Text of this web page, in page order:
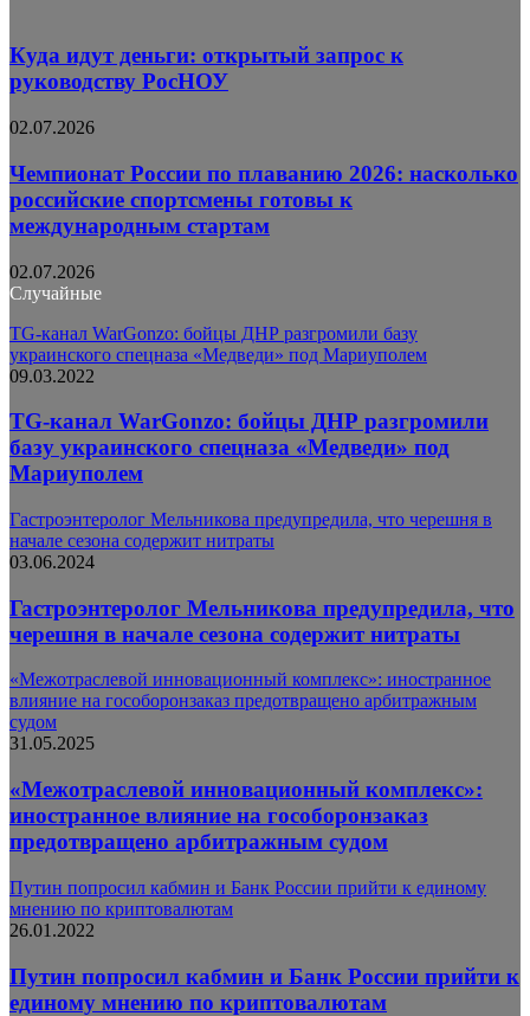
Куда идут деньги: открытый запрос к
руководству РосНОУ
02.07.2026
Чемпионат России по плаванию 2026: насколько
российские спортсмены готовы к
международным стартам
02.07.2026
Случайные
TG-канал WarGonzo: бойцы ДНР разгромили базу
украинского спецназа «Медведи» под Мариуполем
09.03.2022
TG-канал WarGonzo: бойцы ДНР разгромили
базу украинского спецназа «Медведи» под
Мариуполем
Гастроэнтеролог Мельникова предупредила, что черешня в
начале сезона содержит нитраты
03.06.2024
Гастроэнтеролог Мельникова предупредила, что
черешня в начале сезона содержит нитраты
«Межотраслевой инновационный комплекс»: иностранное
влияние на гособоронзаказ предотвращено арбитражным
судом
31.05.2025
«Межотраслевой инновационный комплекс»:
иностранное влияние на гособоронзаказ
предотвращено арбитражным судом
Путин попросил кабмин и Банк России прийти к единому
мнению по криптовалютам
26.01.2022
Путин попросил кабмин и Банк России прийти к
единому мнению по криптовалютам